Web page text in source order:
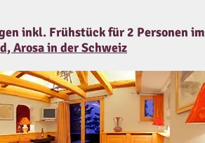
inkl. Frühstück für 2 Personen im
Arosa in der Schweiz